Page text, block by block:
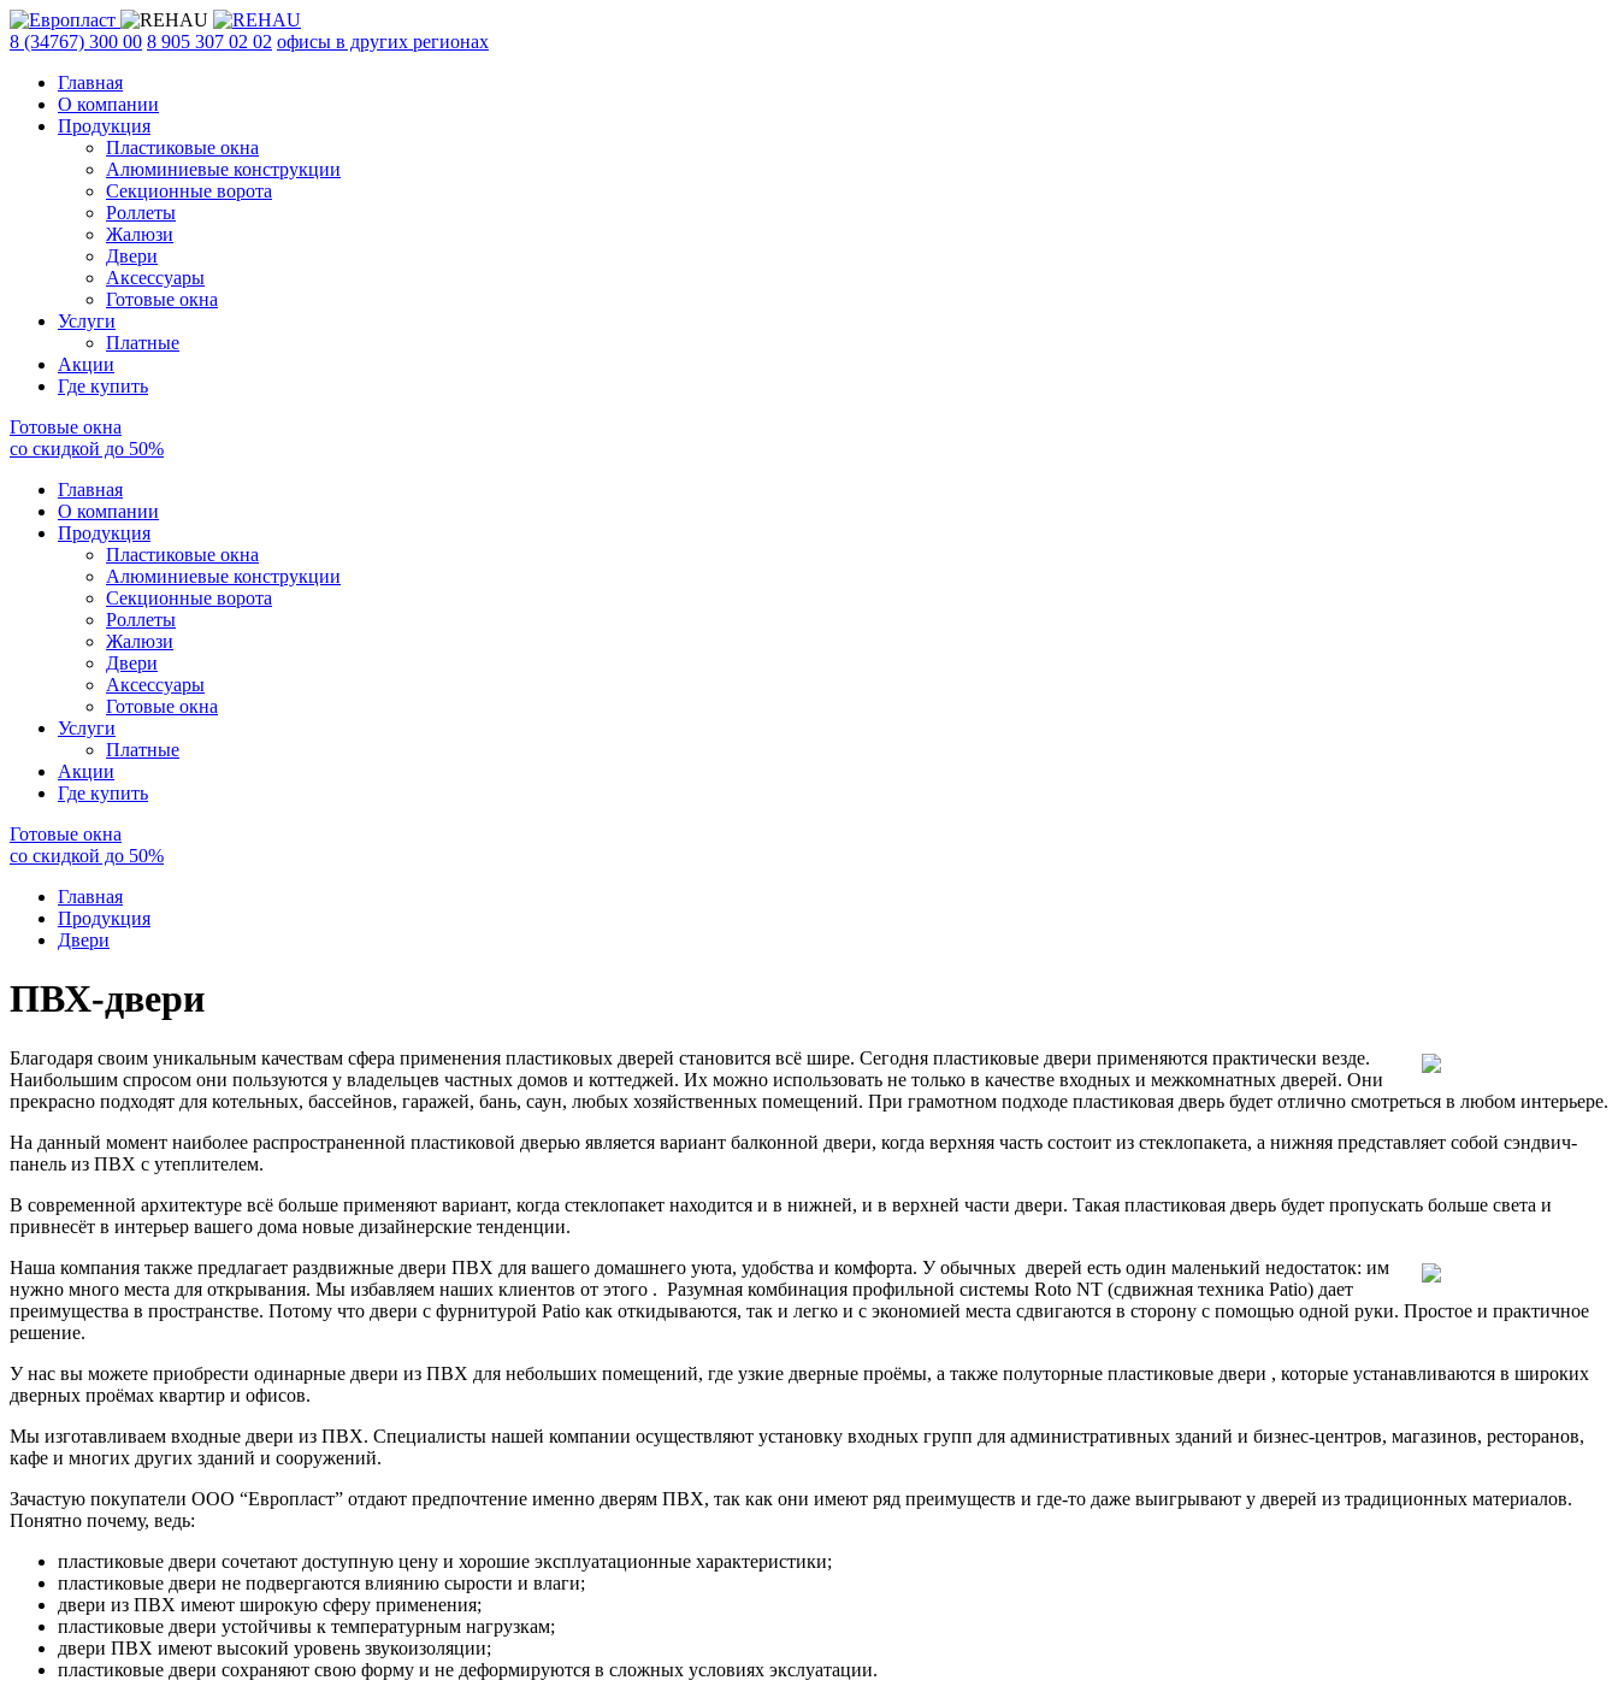
8 (34767) 300 00 8 905 307 02 02 офисы в других регионах
Главная
О компании
Продукция
Пластиковые окна
Алюминиевые конструкции
Секционные ворота
Роллеты
Жалюзи
Двери
Аксессуары
Готовые окна
Услуги
Платные
Акции
Где купить
Готовые окна
со скидкой до 50%
Главная
О компании
Продукция
Пластиковые окна
Алюминиевые конструкции
Секционные ворота
Роллеты
Жалюзи
Двери
Аксессуары
Готовые окна
Услуги
Платные
Акции
Где купить
Готовые окна
со скидкой до 50%
Главная
Продукция
Двери
ПВХ-двери
Благодаря своим уникальным качествам сфера применения пластиковых дверей становится всё шире. Сегодня пластиковые двери применяются практически везде.
Наибольшим спросом они пользуются у владельцев частных домов и коттеджей. Их можно использовать не только в качестве входных и межкомнатных дверей. Они
прекрасно подходят для котельных, бассейнов, гаражей, бань, саун, любых хозяйственных помещений. При грамотном подходе пластиковая дверь будет отлично смотреться в любом интерьере.
На данный момент наиболее распространенной пластиковой дверью является вариант балконной двери, когда верхняя часть состоит из стеклопакета, а нижняя представляет собой сэндвич-
панель из ПВХ с утеплителем.
В современной архитектуре всё больше применяют вариант, когда стеклопакет находится и в нижней, и в верхней части двери. Такая пластиковая дверь будет пропускать больше света и
привнесёт в интерьер вашего дома новые дизайнерские тенденции.
Наша компания также предлагает раздвижные двери ПВХ для вашего домашнего уюта, удобства и комфорта. У обычных дверей есть один маленький недостаток: им
нужно много места для открывания. Мы избавляем наших клиентов от этого . Разумная комбинация профильной системы Roto NT (сдвижная техника Patio) дает
преимущества в пространстве. Потому что двери с фурнитурой Patio как откидываются, так и легко и с экономией места сдвигаются в сторону с помощью одной руки. Простое и практичное
решение.
У нас вы можете приобрести одинарные двери из ПВХ для небольших помещений, где узкие дверные проёмы, а также полуторные пластиковые двери , которые устанавливаются в широких
дверных проёмах квартир и офисов.
Мы изготавливаем входные двери из ПВХ. Специалисты нашей компании осуществляют установку входных групп для административных зданий и бизнес-центров, магазинов, ресторанов,
кафе и многих других зданий и сооружений.
Зачастую покупатели ООО “Европласт” отдают предпочтение именно дверям ПВХ, так как они имеют ряд преимуществ и где-то даже выигрывают у дверей из традиционных материалов.
Понятно почему, ведь:
пластиковые двери сочетают доступную цену и хорошие эксплуатационные характеристики;
пластиковые двери не подвергаются влиянию сырости и влаги;
двери из ПВХ имеют широкую сферу применения;
пластиковые двери устойчивы к температурным нагрузкам;
двери ПВХ имеют высокий уровень звукоизоляции;
пластиковые двери сохраняют свою форму и не деформируются в сложных условиях экслуатации.